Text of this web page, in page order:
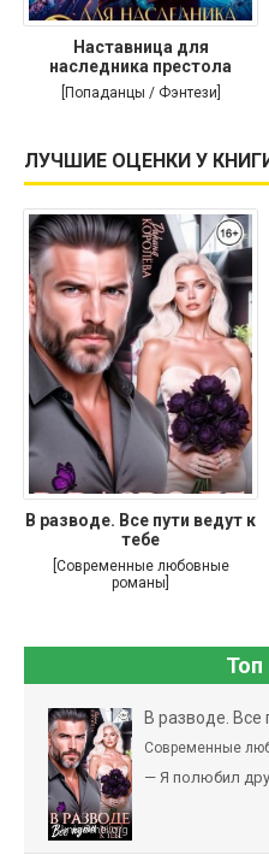
Наставница для
наследника престола
[Попаданцы / Фэнтези]
ЛУЧШИЕ ОЦЕНКИ У
В разводе. Все пути ведут к
тебе
[Современные любовные
романы]
Топ
В разводе. Все
Современные
— Я полюбил